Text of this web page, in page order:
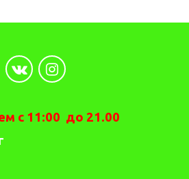
с 11:00 до 21.00